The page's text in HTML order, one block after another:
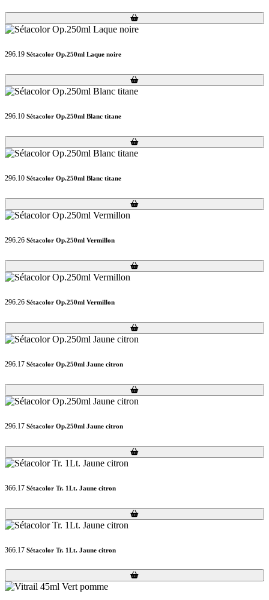
Loading...
Loading...
296.19 Sétacolor Op.250ml Laque noire
Loading...
Loading...
296.10 Sétacolor Op.250ml Blanc titane
Loading...
Loading...
296.10 Sétacolor Op.250ml Blanc titane
Loading...
Loading...
296.26 Sétacolor Op.250ml Vermillon
Loading...
Loading...
296.26 Sétacolor Op.250ml Vermillon
Loading...
Loading...
296.17 Sétacolor Op.250ml Jaune citron
Loading...
Loading...
296.17 Sétacolor Op.250ml Jaune citron
Loading...
Loading...
366.17 Sétacolor Tr. 1Lt. Jaune citron
Loading...
Loading...
366.17 Sétacolor Tr. 1Lt. Jaune citron
Loading...
Loading...